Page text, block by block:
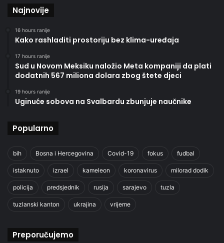
Najnovije
16 hours ranije
Kako rashladiti prostoriju bez klima-uređaja
17 hours ranije
Sud u Novom Meksiku naložio Meta kompaniji da plati
dodatnih 567 miliona dolara zbog štete djeci
19 hours ranije
Uginuće sobova na Svalbardu zbunjuje naučnike
Popularno
bih Bosna i Hercegovina Covid-19 fokus fudbal
istaknuto izrael kameleon koronavirus milorad dodik
policija predsjednik rusija sarajevo tuzla
tuzlanski kanton ukrajina vrijeme
Preporučujemo